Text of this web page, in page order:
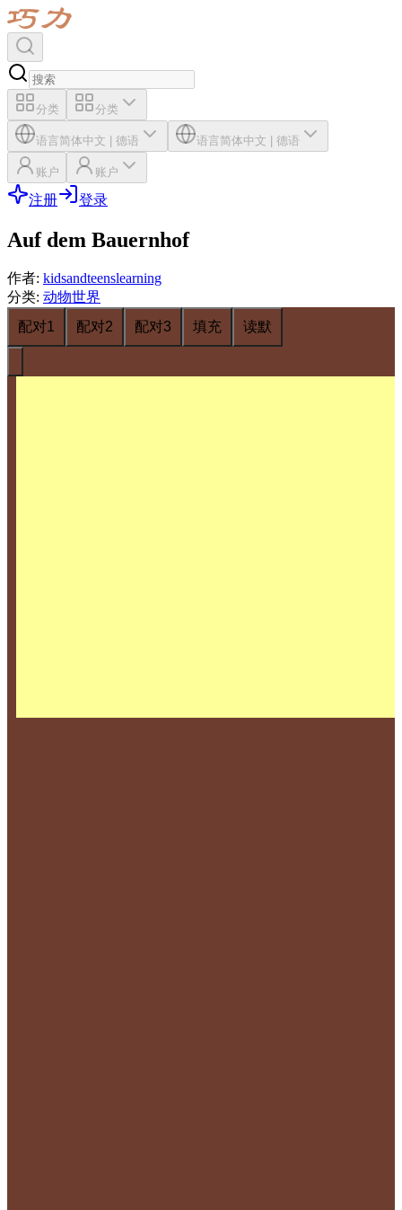
分类 分类
语言简体中文 | 德语 语言简体中文 | 德语
账户 账户
注册 登录
Auf dem Bauernhof
作者: kidsandteenslearning
分类: 动物世界
配对1
配对2 配对3 填充 读默